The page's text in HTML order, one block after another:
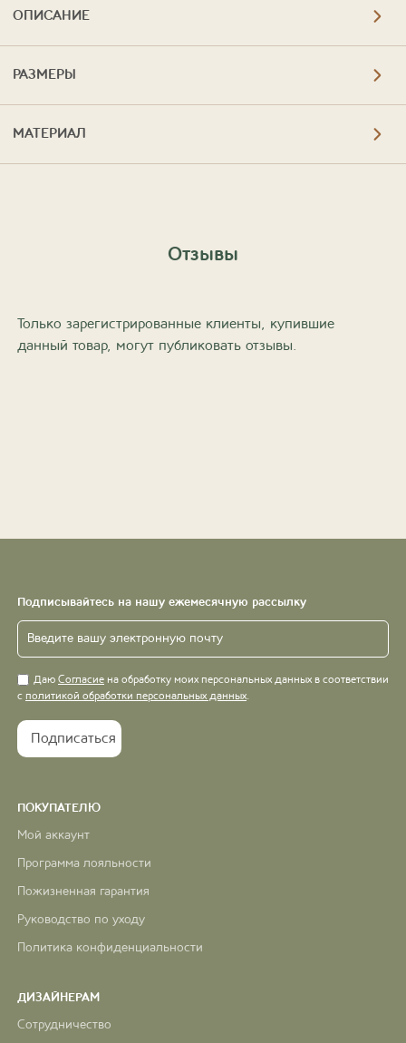
ОПИСАНИЕ
РАЗМЕРЫ
МАТЕРИАЛ
Отзывы
Только зарегистрированные клиенты, купившие
данный товар, могут публиковать отзывы.
Подписывайтесь на нашу ежемесячную рассылку
Даю Согласие на обработку моих персональных данных в соответствии
с политикой обработки персональных данных.
ПОКУПАТЕЛЮ
Мой аккаунт
Программа лояльности
Пожизненная гарантия
Руководство по уходу
Политика конфиденциальности
ДИЗАЙНЕРАМ
Сотрудничество